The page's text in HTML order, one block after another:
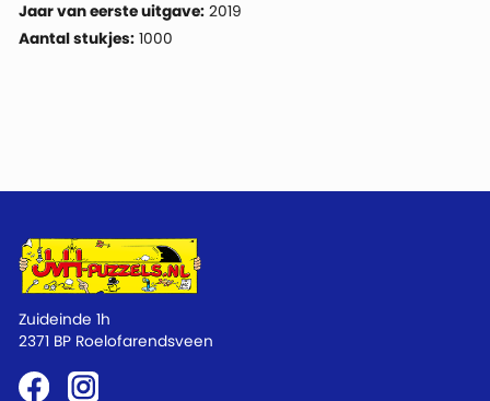
Jaar van eerste uitgave: 2019
Aantal stukjes: 1000
Zuideinde 1h
2371 BP Roelofarendsveen